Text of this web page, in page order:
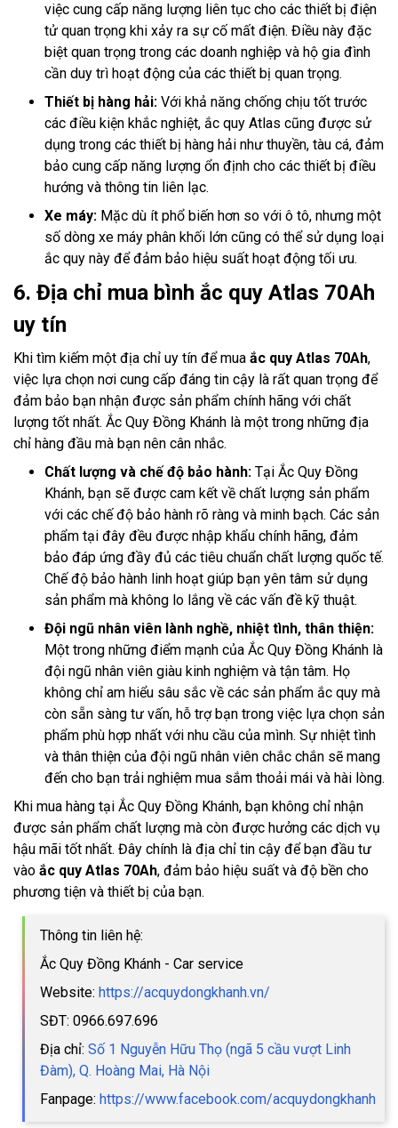
việc cung cấp năng lượng liên tục cho các thiết bị điện
tử quan trọng khi xảy ra sự cố mất điện. Điều này đặc
biệt quan trọng trong các doanh nghiệp và hộ gia đình
cần duy trì hoạt động của các thiết bị quan trọng.
Thiết bị hàng hải: Với khả năng chống chịu tốt trước
các điều kiện khắc nghiệt, ắc quy Atlas cũng được sử
dụng trong các thiết bị hàng hải như thuyền, tàu cá, đảm
bảo cung cấp năng lượng ổn định cho các thiết bị điều
hướng và thông tin liên lạc.
Xe máy: Mặc dù ít phổ biến hơn so với ô tô, nhưng một
số dòng xe máy phân khối lớn cũng có thể sử dụng loại
ắc quy này để đảm bảo hiệu suất hoạt động tối ưu.
6. Địa chỉ mua bình ắc quy Atlas 70Ah
uy tín
Khi tìm kiếm một địa chỉ uy tín để mua ắc quy Atlas 70Ah,
việc lựa chọn nơi cung cấp đáng tin cậy là rất quan trọng để
đảm bảo bạn nhận được sản phẩm chính hãng với chất
lượng tốt nhất. Ắc Quy Đồng Khánh là một trong những địa
chỉ hàng đầu mà bạn nên cân nhắc.
Chất lượng và chế độ bảo hành: Tại Ắc Quy Đồng
Khánh, bạn sẽ được cam kết về chất lượng sản phẩm
với các chế độ bảo hành rõ ràng và minh bạch. Các sản
phẩm tại đây đều được nhập khẩu chính hãng, đảm
bảo đáp ứng đầy đủ các tiêu chuẩn chất lượng quốc tế.
Chế độ bảo hành linh hoạt giúp bạn yên tâm sử dụng
sản phẩm mà không lo lắng về các vấn đề kỹ thuật.
Đội ngũ nhân viên lành nghề, nhiệt tình, thân thiện:
Một trong những điểm mạnh của Ắc Quy Đồng Khánh là
đội ngũ nhân viên giàu kinh nghiệm và tận tâm. Họ
không chỉ am hiểu sâu sắc về các sản phẩm ắc quy mà
còn sẵn sàng tư vấn, hỗ trợ bạn trong việc lựa chọn sản
phẩm phù hợp nhất với nhu cầu của mình. Sự nhiệt tình
và thân thiện của đội ngũ nhân viên chắc chắn sẽ mang
đến cho bạn trải nghiệm mua sắm thoải mái và hài lòng.
Khi mua hàng tại Ắc Quy Đồng Khánh, bạn không chỉ nhận
được sản phẩm chất lượng mà còn được hưởng các dịch vụ
hậu mãi tốt nhất. Đây chính là địa chỉ tin cậy để bạn đầu tư
vào ắc quy Atlas 70Ah, đảm bảo hiệu suất và độ bền cho
phương tiện và thiết bị của bạn.
Thông tin liên hệ:
Ắc Quy Đồng Khánh - Car service
Website: https://acquydongkhanh.vn/
SĐT: 0966.697.696
Địa chỉ: Số 1 Nguyễn Hữu Thọ (ngã 5 cầu vượt Linh
Đàm), Q. Hoàng Mai, Hà Nội
Fanpage: https://www.facebook.com/acquydongkhanh